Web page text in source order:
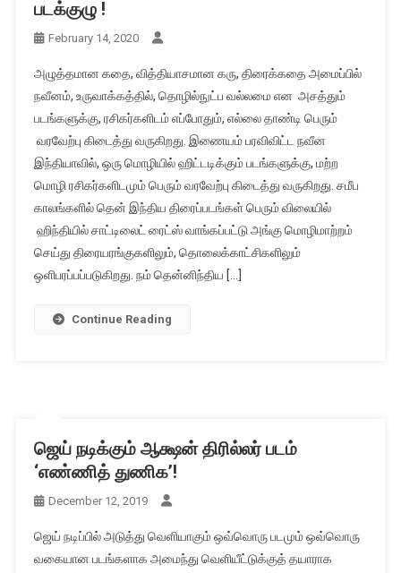
படக்குழு !
February 14, 2020
அழுத்தமான கதை, வித்தியாசமான கரு, திரைக்கதை அமைப்பில்
நவீனம், உருவாக்கத்தில், தொழில்நுட்ப வல்லமை என அசத்தும்
படங்களுக்கு, ரசிகர்களிடம் எப்போதும், எல்லை தாண்டி பெரும்
வரவேற்பு கிடைத்து வருகிறது. இணையம் பரவிவிட்ட நவீன
இந்தியாவில், ஒரு மொழியில் ஹிட்டடிக்கும் படங்களுக்கு, மற்ற
மொழி ரசிகர்களிடமும் பெரும் வரவேற்பு கிடைத்து வருகிறது. சமீப
காலங்களில் தென் இந்திய திரைப்படங்கள் பெரும் விலையில்
ஹிந்தியில் சாட்டிலைட் ரைட்ஸ் வாங்கப்பட்டு அங்கு மொழிமாற்றம்
செய்து திரையரங்குகளிலும், தொலைக்காட்சிகளிலும்
ஒளிபரப்பப்படுகிறது. நம் தென்னிந்திய […]
Continue Reading
ஜெய் நடிக்கும் ஆக்ஷன் திரில்லர் படம்
‘எண்ணித் துணிக’!
December 12, 2019
ஜெய் நடிப்பில் அடுத்து வெளியாகும் ஒவ்வொரு படமும் ஒவ்வொரு
வகையான படங்களாக அமைந்து வெளியீட்டுக்குத் தயாராக